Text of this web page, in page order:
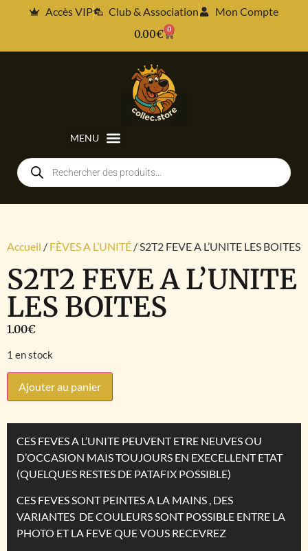
Accès VIP Club & Association
Mon Compte
0.00€ 0
Accueil / FÈVES A L’UNITÉ / S2T2 FEVE A L’UNITE LES BOITES
S2T2 FEVE A L’UNITE
LES BOITES
1.00€
1 en stock
Ajouter au panier
CES FEVES A L’UNITE PEUVENT ETRE NEUVES OU
D’OCCASION MAIS TOUJOURS EN EXECELLENT ETAT
(QUELQUES RESTES DE PATAFIX POSSIBLE)
CES FEVES SONT PEINTES A LA MAINS , DES
VARIANTES DE COULEURS SONT POSSIBLE ENTRE LA
PHOTO ET LA FEVE QUE VOUS RECEVREZ